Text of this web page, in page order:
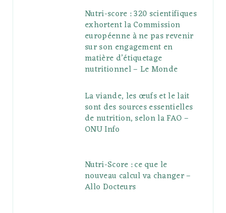
Nutri-score : 320 scientifiques
exhortent la Commission
européenne à ne pas revenir
sur son engagement en
matière d’étiquetage
nutritionnel – Le Monde
La viande, les œufs et le lait
sont des sources essentielles
de nutrition, selon la FAO –
ONU Info
Nutri-Score : ce que le
nouveau calcul va changer –
Allo Docteurs